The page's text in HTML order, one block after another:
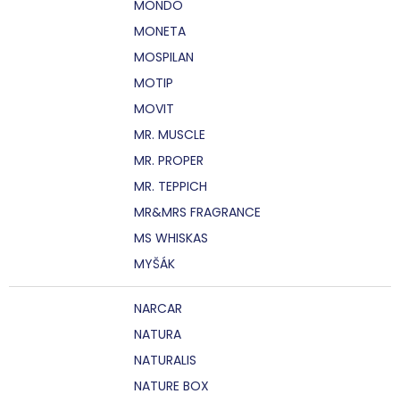
MONDO
MONETA
MOSPILAN
MOTIP
MOVIT
MR. MUSCLE
MR. PROPER
MR. TEPPICH
MR&MRS FRAGRANCE
MS WHISKAS
MYŠÁK
NARCAR
NATURA
NATURALIS
NATURE BOX